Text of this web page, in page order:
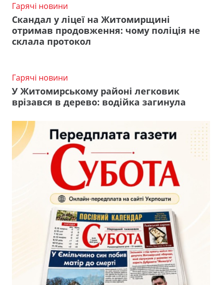
Гарячі новини
Скандал у ліцеї на Житомирщині
отримав продовження: чому поліція не
склала протокол
Гарячі новини
У Житомирському районі легковик
врізався в дерево: водійка загинула